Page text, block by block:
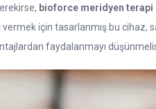
bioforce meridyen terapi
vermek için tasarlanmış bu cihaz,
faydalanmayı